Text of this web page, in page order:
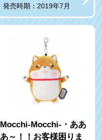
発売時期：2019年7月
Mocchi-Mocchi-・ああ
あ～！！お客様困りま